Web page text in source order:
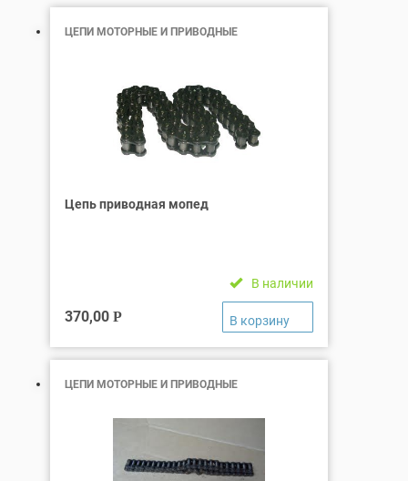
ЦЕПИ МОТОРНЫЕ И ПРИВОДНЫЕ
Цепь приводная мопед
В наличии
370,00 Р
ЦЕПИ МОТОРНЫЕ И ПРИВОДНЫЕ